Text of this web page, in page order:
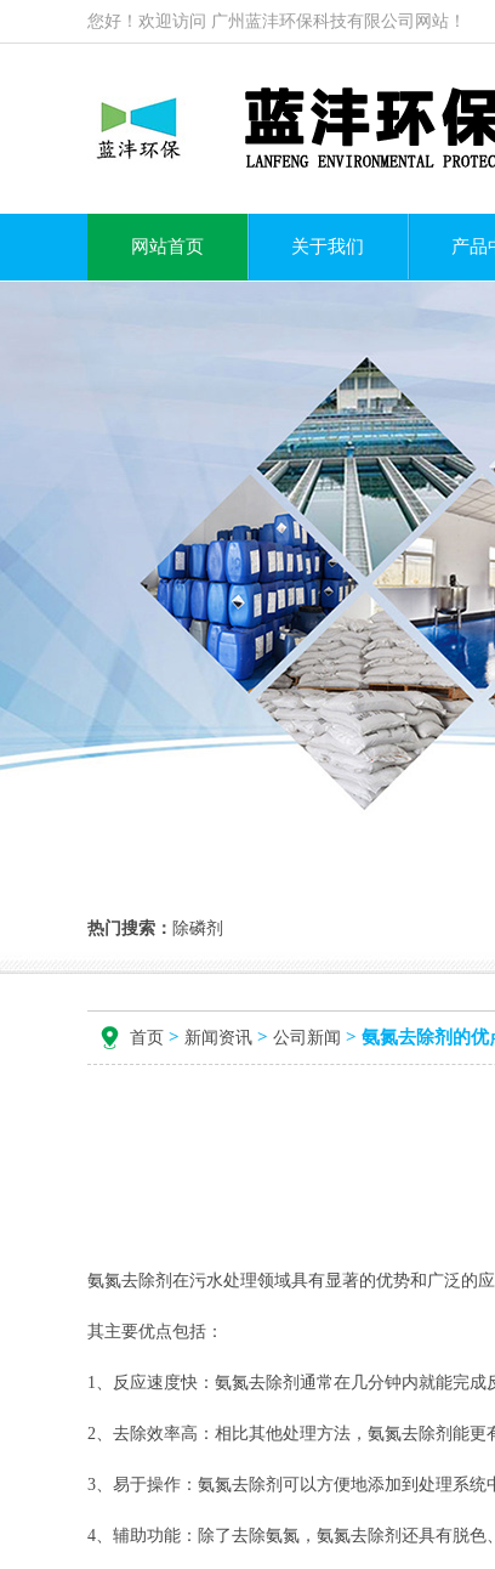
您好！欢迎访问 广州蓝沣环保科技有限公司 网站！
网站首页 关于我们 产品
热门搜索： 除磷剂
首页 > 新闻资讯 > 公司新闻 > 氨氮去除剂的优
氨氮去除剂在污水处理领域具有显著的优势和广泛的应
其主要优点包括：
1、反应速度快：氨氮去除剂通常在几分钟内就能完成
2、去除效率高：相比其他处理方法，氨氮去除剂能更
3、易于操作：氨氮去除剂可以方便地添加到处理系统
4、辅助功能：除了去除氨氮，氨氮去除剂还具有脱色